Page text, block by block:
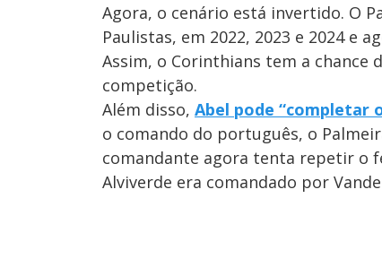
Agora, o cenário está invertido. O
Paulistas, em 2022, 2023 e 2024 e
Assim, o Corinthians tem a chance
competição.
Além disso, Abel pode “completar
o comando do português, o
comandante agora tenta repetir o
Alviverde era comandado por